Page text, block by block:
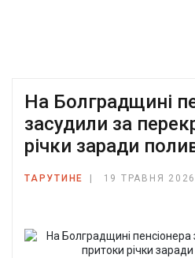
На Болградщині
засудили за
річки заради
ТАРУТИНЕ 19 ТРАВНЯ 2026